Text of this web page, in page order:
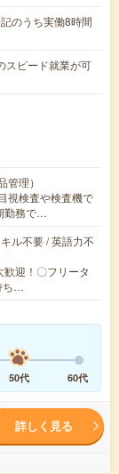
のうち実働8時間
スピード就業が可
理）
視検査や検査機で
勤務で…
ル不要 / 英語力不
歓迎！〇フリータ
ち…
50代 60代
詳しく見る